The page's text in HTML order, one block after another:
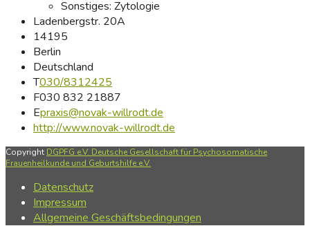
Sonstiges: Zytologie
Ladenbergstr. 20A
14195
Berlin
Deutschland
T030/8312425
F030 832 21887
Epraxis@novak-willrodt.de
http://www.novak-willrodt.de
Copyright DGPFG e.V. Deutsche Gesellschaft für Psychosomatische
Frauenheilkunde und Geburtshilfe e.V.
Datenschutz
Impressum
Allgemeine Geschäftsbedingungen